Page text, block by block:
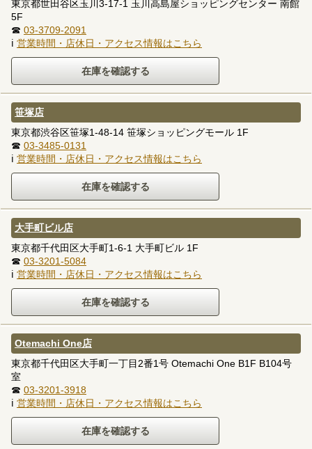
東京都世田谷区玉川3-17-1 玉川高島屋ショッピングセンター 南館
5F
☎ 03-3709-2091
ℹ 営業時間・店休日・アクセス情報はこちら
笹塚店
東京都渋谷区笹塚1-48-14 笹塚ショッピングモール 1F
☎ 03-3485-0131
ℹ 営業時間・店休日・アクセス情報はこちら
大手町ビル店
東京都千代田区大手町1-6-1 大手町ビル 1F
☎ 03-3201-5084
ℹ 営業時間・店休日・アクセス情報はこちら
Otemachi One店
東京都千代田区大手町一丁目2番1号 Otemachi One B1F B104号
室
☎ 03-3201-3918
ℹ 営業時間・店休日・アクセス情報はこちら